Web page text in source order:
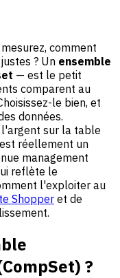
comment
? Un ensemble
— est le petit
comparent au
le bien, et
données.
l'argent sur la table
réellement un
management
reflète le
l'exploiter au
Shopperet de
?